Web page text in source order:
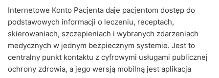
Internetowe Konto Pacjenta daje pacjentom dostęp do
podstawowych informacji o leczeniu, receptach,
skierowaniach, szczepieniach i wybranych zdarzeniach
medycznych w jednym bezpiecznym systemie. Jest to
centralny punkt kontaktu z cyfrowymi usługami publicznej
ochrony zdrowia, a jego wersją mobilną jest aplikacja